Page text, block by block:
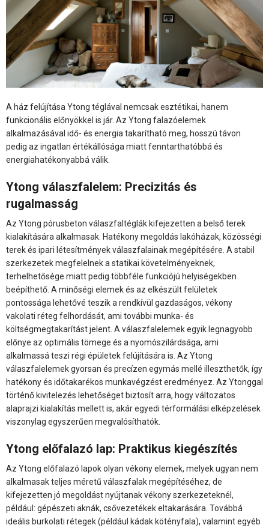
A ház felújítása Ytong téglával nemcsak esztétikai, hanem
funkcionális előnyökkel is jár. Az Ytong falazóelemek
alkalmazásával idő- és energia takarítható meg, hosszú távon
pedig az ingatlan értékállósága miatt fenntarthatóbbá és
energiahatékonyabbá válik.
Ytong válaszfalelem: Precizitás és
rugalmasság
Az Ytong pórusbeton válaszfaltéglák kifejezetten a belső terek
kialakítására alkalmasak. Hatékony megoldás lakóházak, közösségi
terek és ipari létesítmények válaszfalainak megépítésére. A stabil
szerkezetek megfelelnek a statikai követelményeknek,
terhelhetősége miatt pedig többféle funkciójú helyiségekben
beépíthető. A minőségi elemek és az elkészült felületek
pontossága lehetővé teszik a rendkívül gazdaságos, vékony
vakolati réteg felhordását, ami további munka- és
költségmegtakarítást jelent. A válaszfalelemek egyik legnagyobb
előnye az optimális tömege és a nyomószilárdsága, ami
alkalmassá teszi régi épületek felújítására is. Az Ytong
válaszfalelemek gyorsan és precízen egymás mellé illeszthetők, így
hatékony és időtakarékos munkavégzést eredményez. Az Ytonggal
történő kivitelezés lehetőséget biztosít arra, hogy változatos
alaprajzi kialakítás mellett is, akár egyedi térformálási elképzelések
viszonylag egyszerűen megvalósíthatók.
Ytong előfalazó lap: Praktikus kiegészítés
Az Ytong előfalazó lapok olyan vékony elemek, melyek ugyan nem
alkalmasak teljes méretű válaszfalak megépítéséhez, de
kifejezetten jó megoldást nyújtanak vékony szerkezeteknél,
például: gépészeti aknák, csővezetékek eltakarására. Továbbá
ideális burkolati rétegek (például kádak kötényfala), valamint egyéb